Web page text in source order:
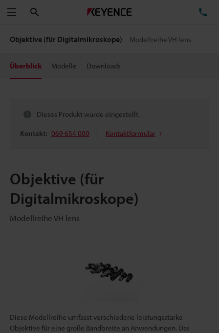
Menü
Objektive (für Digitalmikroskope) Modellreihe VH lens
Überblick Modelle Downloads
Dieses Produkt wurde eingestellt.
Kontakt: 069 654 000 Kontaktformular
Objektive (für
Digitalmikroskope)
Modellreihe VH lens
Diese Modellreihe umfasst verschiedene leistungsstarke
Objektive für eine große Bandbreite an Anwendungen. Das